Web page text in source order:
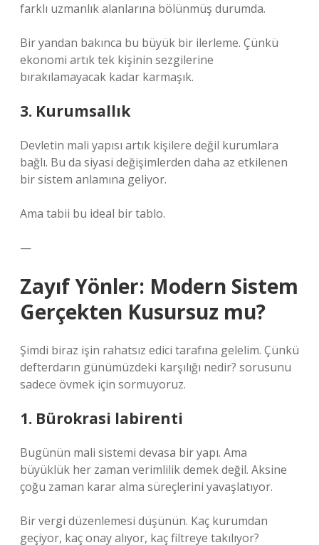
farklı uzmanlık alanlarına bölünmüş durumda.
Bir yandan bakınca bu büyük bir ilerleme. Çünkü
ekonomi artık tek kişinin sezgilerine
bırakılamayacak kadar karmaşık.
3. Kurumsallık
Devletin mali yapısı artık kişilere değil kurumlara
bağlı. Bu da siyasi değişimlerden daha az etkilenen
bir sistem anlamına geliyor.
Ama tabii bu ideal bir tablo.
—
Zayıf Yönler: Modern Sistem
Gerçekten Kusursuz mu?
Şimdi biraz işin rahatsız edici tarafına gelelim. Çünkü
defterdarın günümüzdeki karşılığı nedir? sorusunu
sadece övmek için sormuyoruz.
1. Bürokrasi labirenti
Bugünün mali sistemi devasa bir yapı. Ama
büyüklük her zaman verimlilik demek değil. Aksine
çoğu zaman karar alma süreçlerini yavaşlatıyor.
Bir vergi düzenlemesi düşünün. Kaç kurumdan
geçiyor, kaç onay alıyor, kaç filtreye takılıyor?